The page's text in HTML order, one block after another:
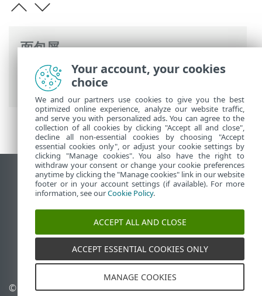
面包屑
ESET 联机帮助>ESET Mail Security>高级
设置>故障排除> 诊断
查看桌面站点
End of Life
ESET 知识库
ESET Status Portal
区域支持
© 1992 - 2025 ESET, spol. s
管理 Cookie
Your account, your cookies
choice
We and our partners use cookies to give you the best
optimized online experience, analyze our website traffic,
and serve you with personalized ads. You can agree to the
collection of all cookies by clicking "Accept all and close",
decline all non-essential cookies by choosing "Accept
essential cookies only", or adjust your cookie settings by
clicking "Manage cookies". You also have the right to
withdraw your consent or change your cookie preferences
anytime by clicking the "Manage cookies" link in our website
footer or in your account settings (if available). For more
information, see ourCookie Policy.
ACCEPT ALL AND CLOSE
ACCEPT ESSENTIAL COOKIES ONLY
MANAGE COOKIES